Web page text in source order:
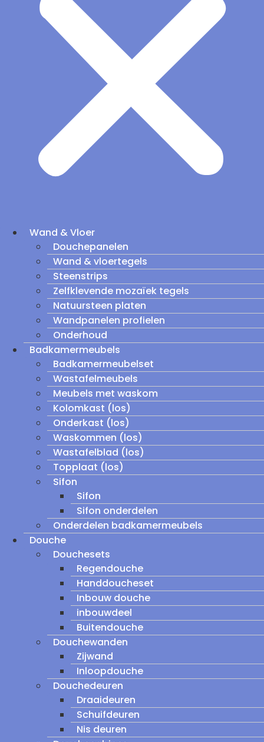
Wand & Vloer
Douchepanelen
Wand & vloertegels
Steenstrips
Zelfklevende mozaïek tegels
Natuursteen platen
Wandpanelen profielen
Onderhoud
Badkamermeubels
Badkamermeubelset
Wastafelmeubels
Meubels met waskom
Kolomkast (los)
Onderkast (los)
Waskommen (los)
Wastafelblad (los)
Topplaat (los)
Sifon
Sifon
Sifon onderdelen
Onderdelen badkamermeubels
Douche
Douchesets
Regendouche
Handdoucheset
Inbouw douche
inbouwdeel
Buitendouche
Douchewanden
Zijwand
Inloopdouche
Douchedeuren
Draaideuren
Schuifdeuren
Nis deuren